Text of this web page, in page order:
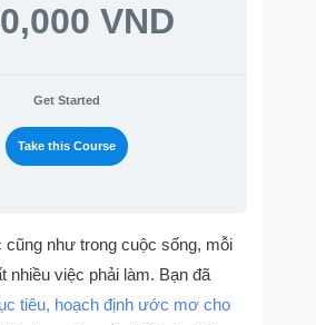
VND
Get Started
Take this Course
cũng như trong cuộc sống, mỗi
nhiều việc phải làm. Bạn đã
tiêu, hoạch định ước mơ cho